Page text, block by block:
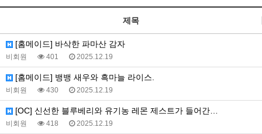
제목
[홈메이드] 바삭한 파마산 감자
비회원 401 2025.12.19
[홈메이드] 뱅뱅 새우와 흑마늘 라이스.
비회원 430 2025.12.19
[OC] 신선한 블루베리와 유기농 레몬 제스트가 들어간…
비회원 418 2025.12.19